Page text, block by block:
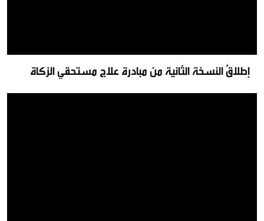
إطلاقُ النسخة الثانية من مبادرة علاج مستحقي الزكاة